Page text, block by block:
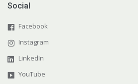
Social
Facebook
Instagram
LinkedIn
YouTube